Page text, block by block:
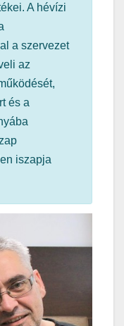
A hévízi
a szervezet
az
és a
iszapja